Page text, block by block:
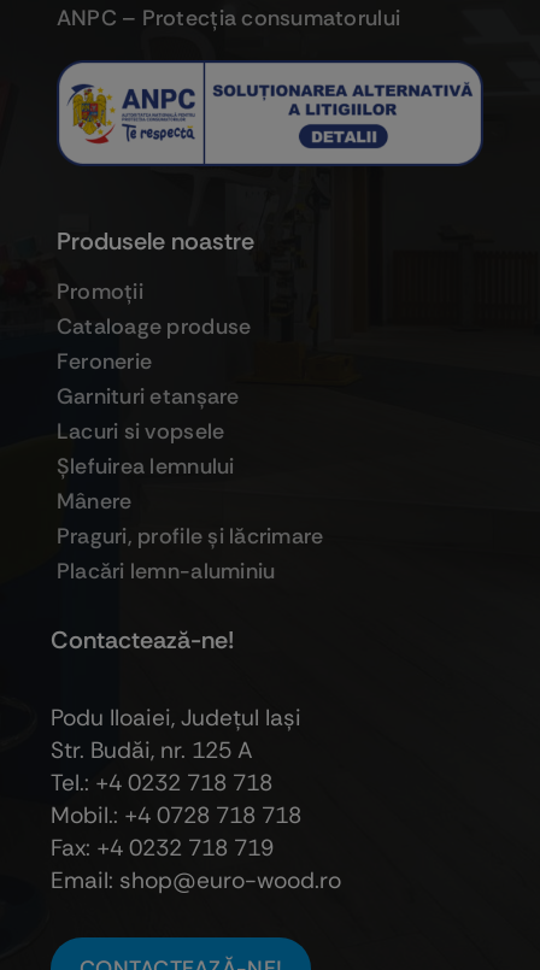
Produsele noastre
Promoţii
Cataloage produse
Feronerie
Garnituri etanşare
Lacuri si vopsele
Şlefuirea lemnului
Mânere
Praguri, profile şi lăcrimare
Placări lemn-aluminiu
ANPC – Protecţia consumatorului
Contactează-ne!
Podu Iloaiei, Judeţul Iaşi
Str. Budăi, nr. 125 A
Tel.: +4 0232 718 718
Mobil.: +4 0728 718 718
Fax: +4 0232 718 719
Email: shop@euro-wood.ro